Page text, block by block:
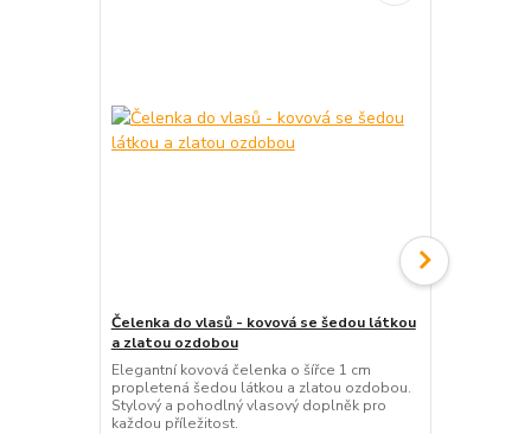
Čelenka do vlasů - kovová se šedou látkou
a zlatou ozdobou
Elegantní kovová čelenka o šířce 1 cm
propletená šedou látkou a zlatou ozdobou.
Stylový a pohodlný vlasový doplněk pro
každou příležitost.